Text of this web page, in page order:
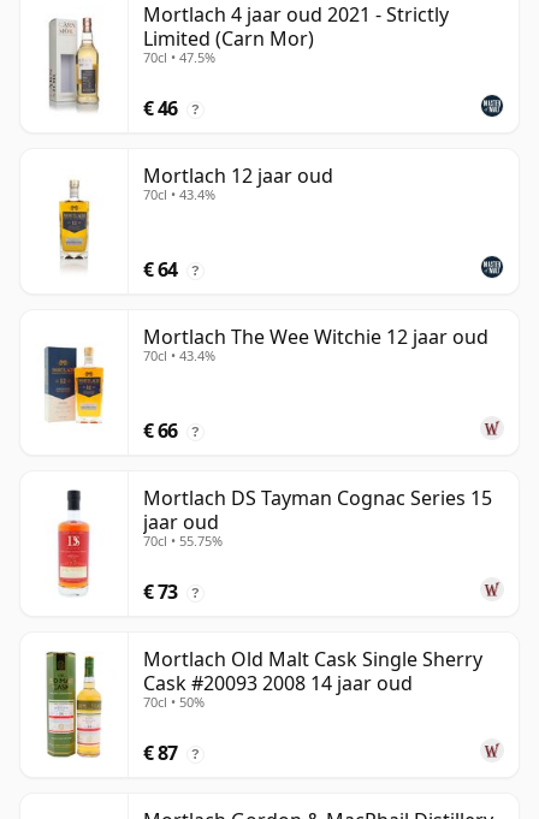
Mortlach 4 jaar oud 2021 - Strictly
Limited (Carn Mor)
70cl • 47.5%
€ 46 ?
Mortlach 12 jaar oud
70cl • 43.4%
€ 64 ?
Mortlach The Wee Witchie 12 jaar oud
70cl • 43.4%
€ 66 ?
Mortlach DS Tayman Cognac Series 15
jaar oud
70cl • 55.75%
€ 73 ?
Mortlach Old Malt Cask Single Sherry
Cask #20093 2008 14 jaar oud
70cl • 50%
€ 87 ?